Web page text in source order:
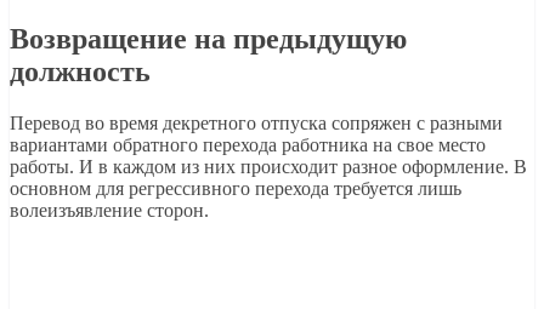
Возвращение на предыдущую
должность
Перевод во время декретного отпуска сопряжен с разными
вариантами обратного перехода работника на свое место
работы. И в каждом из них происходит разное оформление. В
основном для регрессивного перехода требуется лишь
волеизъявление сторон.